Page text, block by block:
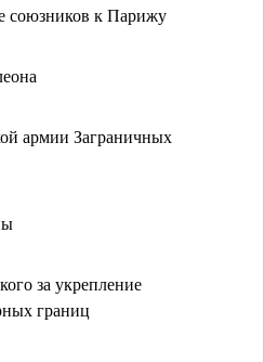
союзников к Парижу
армии Заграничных
за укрепление
границ